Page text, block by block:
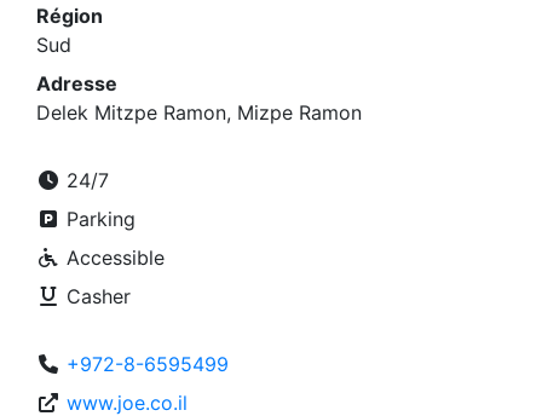
Région
Sud
Adresse
Delek Mitzpe Ramon, Mizpe Ramon
24/7
Parking
Accessible
Casher
+972-8-6595499
www.joe.co.il